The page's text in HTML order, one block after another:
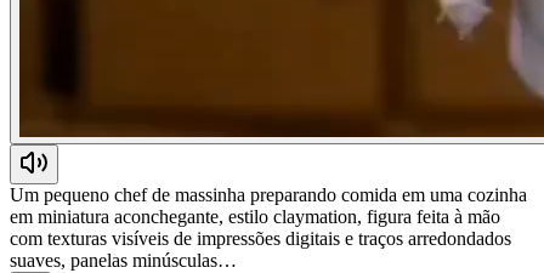
Um pequeno chef de massinha preparando comida em uma cozinha
em miniatura aconchegante, estilo claymation, figura feita à mão
com texturas visíveis de impressões digitais e traços arredondados
suaves, panelas minúsculas…